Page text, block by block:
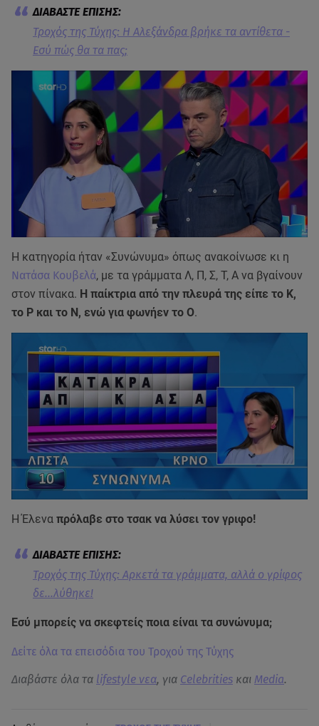
Τροχός της Τύχης: Η Αλεξάνδρα βρήκε τα αντίθετα -
Εσύ πώς θα τα πας;
Η κατηγορία ήταν «Συνώνυμα» όπως ανακοίνωσε κι η
Νατάσα Κουβελά, με τα γράμματα Λ, Π, Σ, Τ, Α να βγαίνουν
στον πίνακα. Η παίκτρια από την πλευρά της είπε το Κ,
το Ρ και το Ν, ενώ για φωνήεν το Ο.
Η Έλενα πρόλαβε στο τσακ να λύσει τον γριφο!
Τροχός της Τύχης: Αρκετά τα γράμματα, αλλά ο γρίφος
δε...λύθηκε!
Εσύ μπορείς να σκεφτείς ποια είναι τα συνώνυμα;
Δείτε όλα τα επεισόδια του Τροχού της Τύχης
Διαβάστε όλα τα lifestyle νεα, για Celebrities και Media.